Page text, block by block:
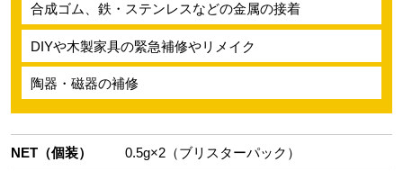
合成ゴム、鉄・ステンレスなどの金属の接着
DIYや木製家具の緊急補修やリメイク
陶器・磁器の補修
NET（個装） 0.5g×2（ブリスターパック）